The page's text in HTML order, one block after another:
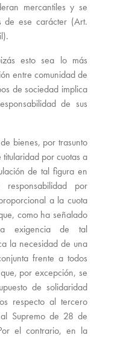
mercantiles y se
de ese carácter (Art.
esto sea lo más
entre comunidad de
de sociedad implica
de sus
bienes, por trasunto
por cuotas a
de tal figura en
por
a la cuota
como ha señalado
exigencia de tal
la necesidad de una
frente a todos
por excepción, se
de solidaridad
respecto al tercero
Supremo de 28 de
el contrario, en la